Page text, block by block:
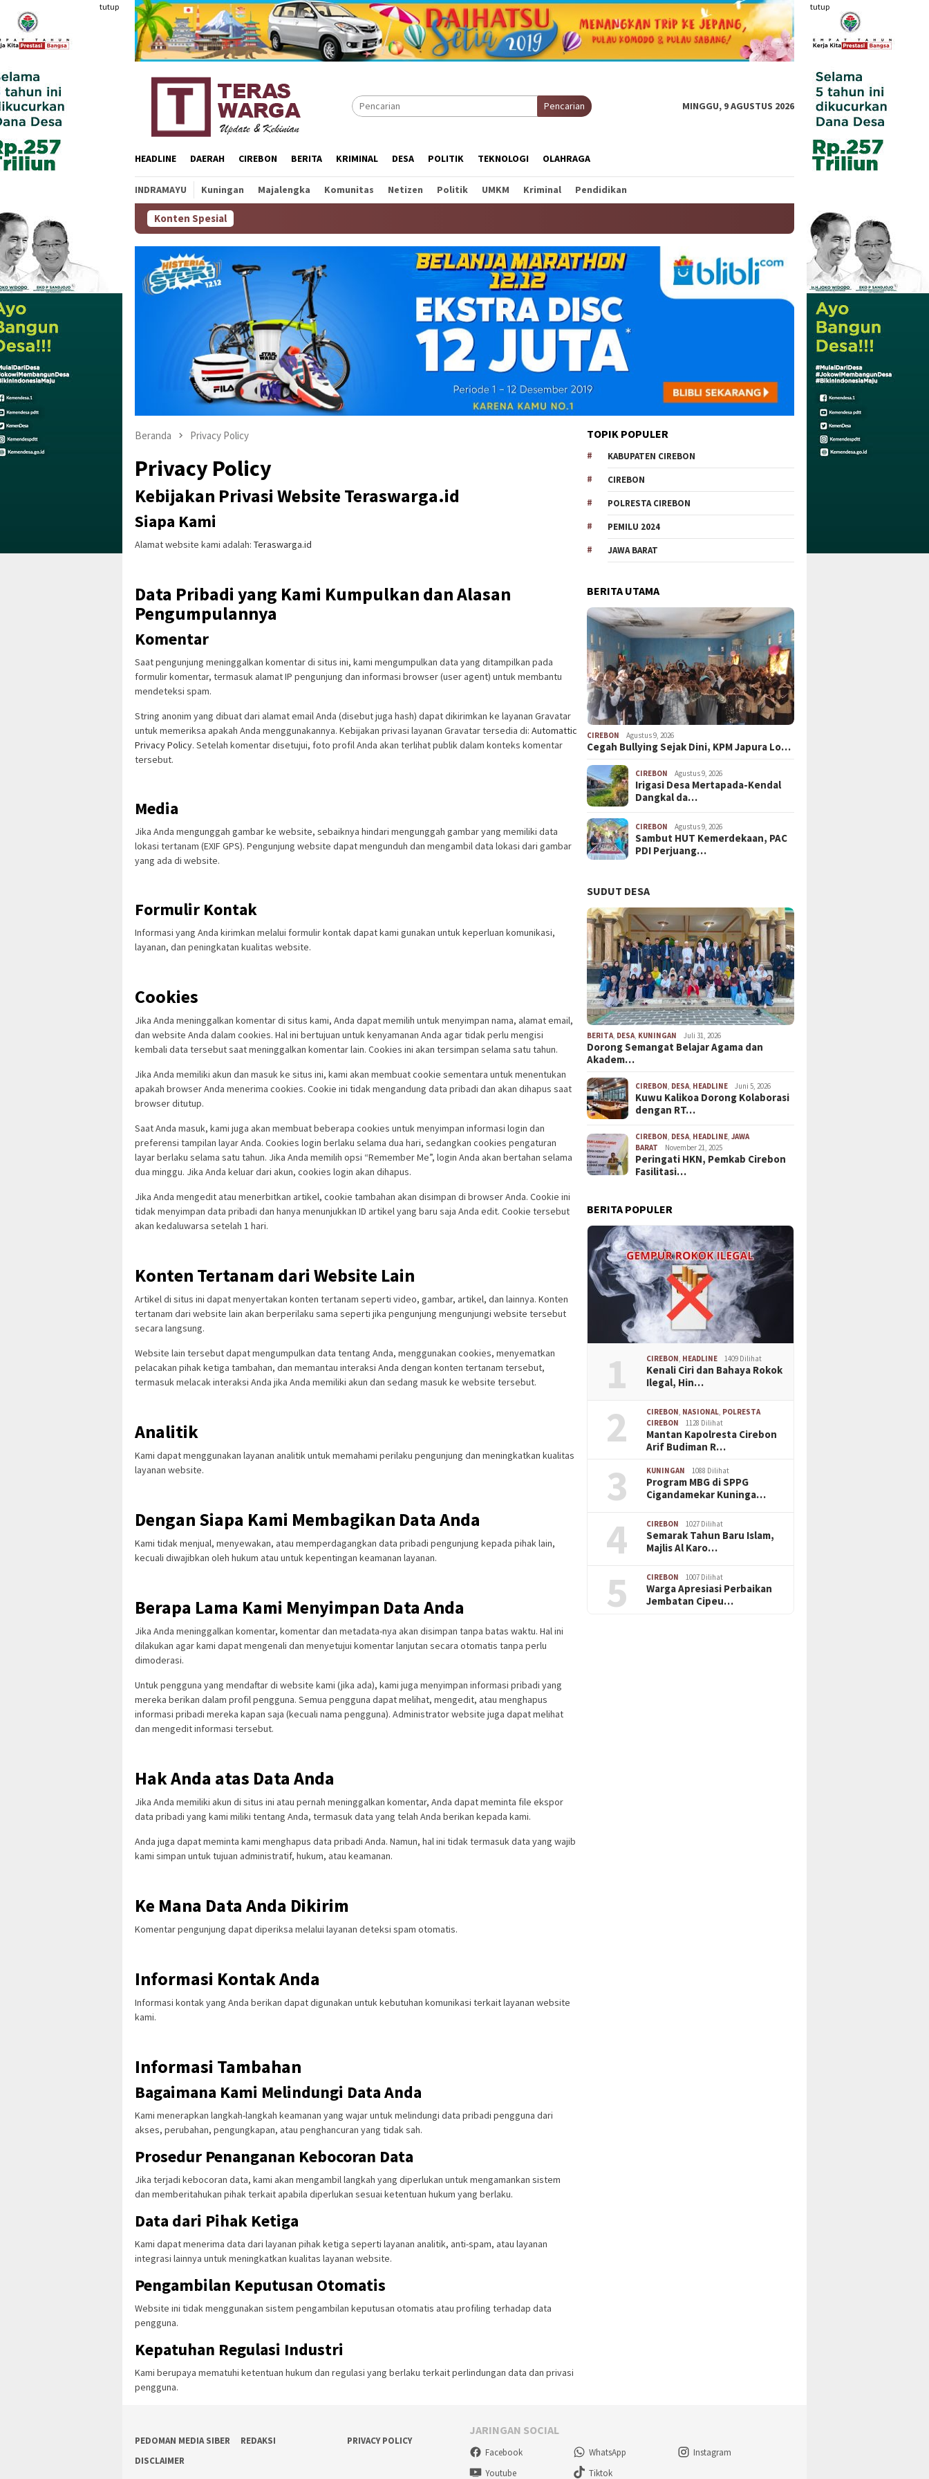
Loncat
konten
tutup tutup
Pencarian MINGGU, 9 AGUSTUS 2026
HEADLINE DAERAH CIREBON BERITA KRIMINAL DESA POLITIK TEKNOLOGI OLAHRAGA
INDRAMAYU Kuningan Majalengka Komunitas Netizen Politik UMKM Kriminal Pendidikan
Konten Spesial
Beranda Privacy Policy
Privacy Policy
Kebijakan Privasi Website Teraswarga.id
Siapa Kami
Alamat website kami adalah: Teraswarga.id
Data Pribadi yang Kami Kumpulkan dan Alasan
Pengumpulannya
Komentar
Saat pengunjung meninggalkan komentar di situs ini, kami mengumpulkan data yang ditampilkan pada
formulir komentar, termasuk alamat IP pengunjung dan informasi browser (user agent) untuk membantu
mendeteksi spam.
String anonim yang dibuat dari alamat email Anda (disebut juga hash) dapat dikirimkan ke layanan Gravatar
untuk memeriksa apakah Anda menggunakannya. Kebijakan privasi layanan Gravatar tersedia di: Automattic
Privacy Policy. Setelah komentar disetujui, foto profil Anda akan terlihat publik dalam konteks komentar
tersebut.
Media
Jika Anda mengunggah gambar ke website, sebaiknya hindari mengunggah gambar yang memiliki data
lokasi tertanam (EXIF GPS). Pengunjung website dapat mengunduh dan mengambil data lokasi dari gambar
yang ada di website.
Formulir Kontak
Informasi yang Anda kirimkan melalui formulir kontak dapat kami gunakan untuk keperluan komunikasi,
layanan, dan peningkatan kualitas website.
Cookies
Jika Anda meninggalkan komentar di situs kami, Anda dapat memilih untuk menyimpan nama, alamat email,
dan website Anda dalam cookies. Hal ini bertujuan untuk kenyamanan Anda agar tidak perlu mengisi
kembali data tersebut saat meninggalkan komentar lain. Cookies ini akan tersimpan selama satu tahun.
Jika Anda memiliki akun dan masuk ke situs ini, kami akan membuat cookie sementara untuk menentukan
apakah browser Anda menerima cookies. Cookie ini tidak mengandung data pribadi dan akan dihapus saat
browser ditutup.
Saat Anda masuk, kami juga akan membuat beberapa cookies untuk menyimpan informasi login dan
preferensi tampilan layar Anda. Cookies login berlaku selama dua hari, sedangkan cookies pengaturan
layar berlaku selama satu tahun. Jika Anda memilih opsi “Remember Me”, login Anda akan bertahan selama
dua minggu. Jika Anda keluar dari akun, cookies login akan dihapus.
Jika Anda mengedit atau menerbitkan artikel, cookie tambahan akan disimpan di browser Anda. Cookie ini
tidak menyimpan data pribadi dan hanya menunjukkan ID artikel yang baru saja Anda edit. Cookie tersebut
akan kedaluwarsa setelah 1 hari.
Konten Tertanam dari Website Lain
Artikel di situs ini dapat menyertakan konten tertanam seperti video, gambar, artikel, dan lainnya. Konten
tertanam dari website lain akan berperilaku sama seperti jika pengunjung mengunjungi website tersebut
secara langsung.
Website lain tersebut dapat mengumpulkan data tentang Anda, menggunakan cookies, menyematkan
pelacakan pihak ketiga tambahan, dan memantau interaksi Anda dengan konten tertanam tersebut,
termasuk melacak interaksi Anda jika Anda memiliki akun dan sedang masuk ke website tersebut.
Analitik
Kami dapat menggunakan layanan analitik untuk memahami perilaku pengunjung dan meningkatkan kualitas
layanan website.
Dengan Siapa Kami Membagikan Data Anda
Kami tidak menjual, menyewakan, atau memperdagangkan data pribadi pengunjung kepada pihak lain,
kecuali diwajibkan oleh hukum atau untuk kepentingan keamanan layanan.
Berapa Lama Kami Menyimpan Data Anda
Jika Anda meninggalkan komentar, komentar dan metadata-nya akan disimpan tanpa batas waktu. Hal ini
dilakukan agar kami dapat mengenali dan menyetujui komentar lanjutan secara otomatis tanpa perlu
dimoderasi.
Untuk pengguna yang mendaftar di website kami (jika ada), kami juga menyimpan informasi pribadi yang
mereka berikan dalam profil pengguna. Semua pengguna dapat melihat, mengedit, atau menghapus
informasi pribadi mereka kapan saja (kecuali nama pengguna). Administrator website juga dapat melihat
dan mengedit informasi tersebut.
Hak Anda atas Data Anda
Jika Anda memiliki akun di situs ini atau pernah meninggalkan komentar, Anda dapat meminta file ekspor
data pribadi yang kami miliki tentang Anda, termasuk data yang telah Anda berikan kepada kami.
Anda juga dapat meminta kami menghapus data pribadi Anda. Namun, hal ini tidak termasuk data yang wajib
kami simpan untuk tujuan administratif, hukum, atau keamanan.
Ke Mana Data Anda Dikirim
Komentar pengunjung dapat diperiksa melalui layanan deteksi spam otomatis.
Informasi Kontak Anda
Informasi kontak yang Anda berikan dapat digunakan untuk kebutuhan komunikasi terkait layanan website
kami.
Informasi Tambahan
Bagaimana Kami Melindungi Data Anda
Kami menerapkan langkah-langkah keamanan yang wajar untuk melindungi data pribadi pengguna dari
akses, perubahan, pengungkapan, atau penghancuran yang tidak sah.
Prosedur Penanganan Kebocoran Data
Jika terjadi kebocoran data, kami akan mengambil langkah yang diperlukan untuk mengamankan sistem
dan memberitahukan pihak terkait apabila diperlukan sesuai ketentuan hukum yang berlaku.
Data dari Pihak Ketiga
Kami dapat menerima data dari layanan pihak ketiga seperti layanan analitik, anti-spam, atau layanan
integrasi lainnya untuk meningkatkan kualitas layanan website.
Pengambilan Keputusan Otomatis
Website ini tidak menggunakan sistem pengambilan keputusan otomatis atau profiling terhadap data
pengguna.
Kepatuhan Regulasi Industri
Kami berupaya mematuhi ketentuan hukum dan regulasi yang berlaku terkait perlindungan data dan privasi
pengguna.
TOPIK POPULER
KABUPATEN CIREBON
CIREBON
POLRESTA CIREBON
PEMILU 2024
JAWA BARAT
BERITA UTAMA
CIREBON Agustus 9, 2026
Cegah Bullying Sejak Dini, KPM Japura Lo…
CIREBON Agustus 9, 2026
Irigasi Desa Mertapada-Kendal
Dangkal da…
CIREBON Agustus 9, 2026
Sambut HUT Kemerdekaan, PAC
PDI Perjuang…
SUDUT DESA
BERITA, DESA, KUNINGAN Juli 31, 2026
Dorong Semangat Belajar Agama dan
Akadem…
CIREBON, DESA, HEADLINE Juni 5, 2026
Kuwu Kalikoa Dorong Kolaborasi
dengan RT…
CIREBON, DESA, HEADLINE,JAWA
BARAT
November 21, 2025
Peringati HKN, Pemkab Cirebon
Fasilitasi…
BERITA POPULER
1 CIREBON HEADLINE 1409 Dilihat
Kenali Ciri dan Bahaya Rokok
Ilegal, Hin…
2 CIREBON NASIONAL POLRESTA
CIREBON
1128 Dilihat
Mantan Kapolresta Cirebon
Arif Budiman R…
3 KUNINGAN 1088 Dilihat
Program MBG di SPPG
Cigandamekar Kuninga…
4 CIREBON 1027 Dilihat
Semarak Tahun Baru Islam,
Majlis Al Karo…
5 CIREBON 1007 Dilihat
Warga Apresiasi Perbaikan
Jembatan Cipeu…
PEDOMAN MEDIA SIBER REDAKSI
PRIVACY POLICY
DISCLAIMER
JARINGAN SOCIAL
Facebook WhatsApp
Instagram
Youtube
Tiktok